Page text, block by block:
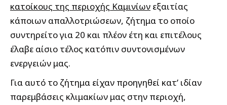
κατοίκους της περιοχής Καμινίων εξαιτίας
κάποιων απαλλοτριώσεων, ζήτημα το οποίο
συντηρείτο για 20 και πλέον έτη και επιτέλους
έλαβε αίσιο τέλος κατόπιν συντονισμένων
ενεργειών μας.
Για αυτό το ζήτημα είχαν προηγηθεί κατ’ ιδίαν
παρεμβάσεις κλιμακίων μας στην περιοχή,